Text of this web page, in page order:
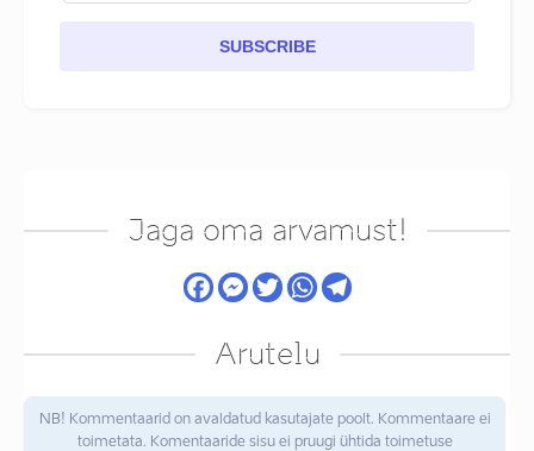
SUBSCRIBE
Jaga oma arvamust!
Arutelu
NB! Kommentaarid on avaldatud kasutajate poolt. Kommentaare ei
toimetata. Komentaaride sisu ei pruugi ühtida toimetuse